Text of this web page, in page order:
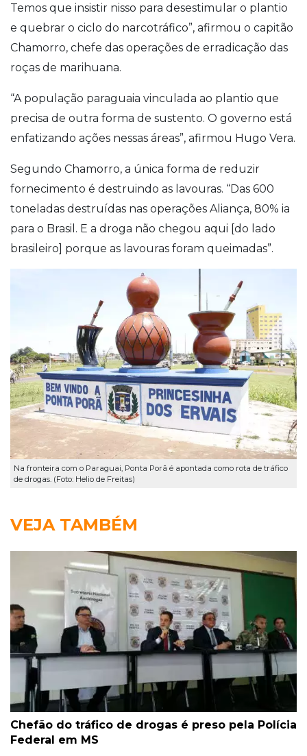
Temos que insistir nisso para desestimular o plantio
e quebrar o ciclo do narcotráfico”, afirmou o capitão
Chamorro, chefe das operações de erradicação das
roças de marihuana.
“A população paraguaia vinculada ao plantio que
precisa de outra forma de sustento. O governo está
enfatizando ações nessas áreas”, afirmou Hugo Vera.
Segundo Chamorro, a única forma de reduzir
fornecimento é destruindo as lavouras. “Das 600
toneladas destruídas nas operações Aliança, 80% ia
para o Brasil. E a droga não chegou aqui [do lado
brasileiro] porque as lavouras foram queimadas”.
Na fronteira com o Paraguai, Ponta Porã é apontada como rota de tráfico
de drogas. (Foto: Helio de Freitas)
VEJA TAMBÉM
Chefão do tráfico de drogas é preso pela Polícia
Federal em MS